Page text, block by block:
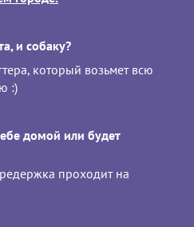
и собаку?
который возьмет всю
:)
домой или будет
проходит на